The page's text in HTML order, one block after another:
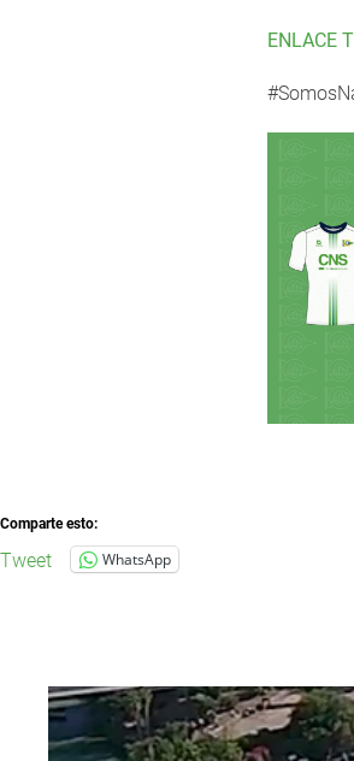
ENLACE
Comparte esto:
Tweet WhatsApp